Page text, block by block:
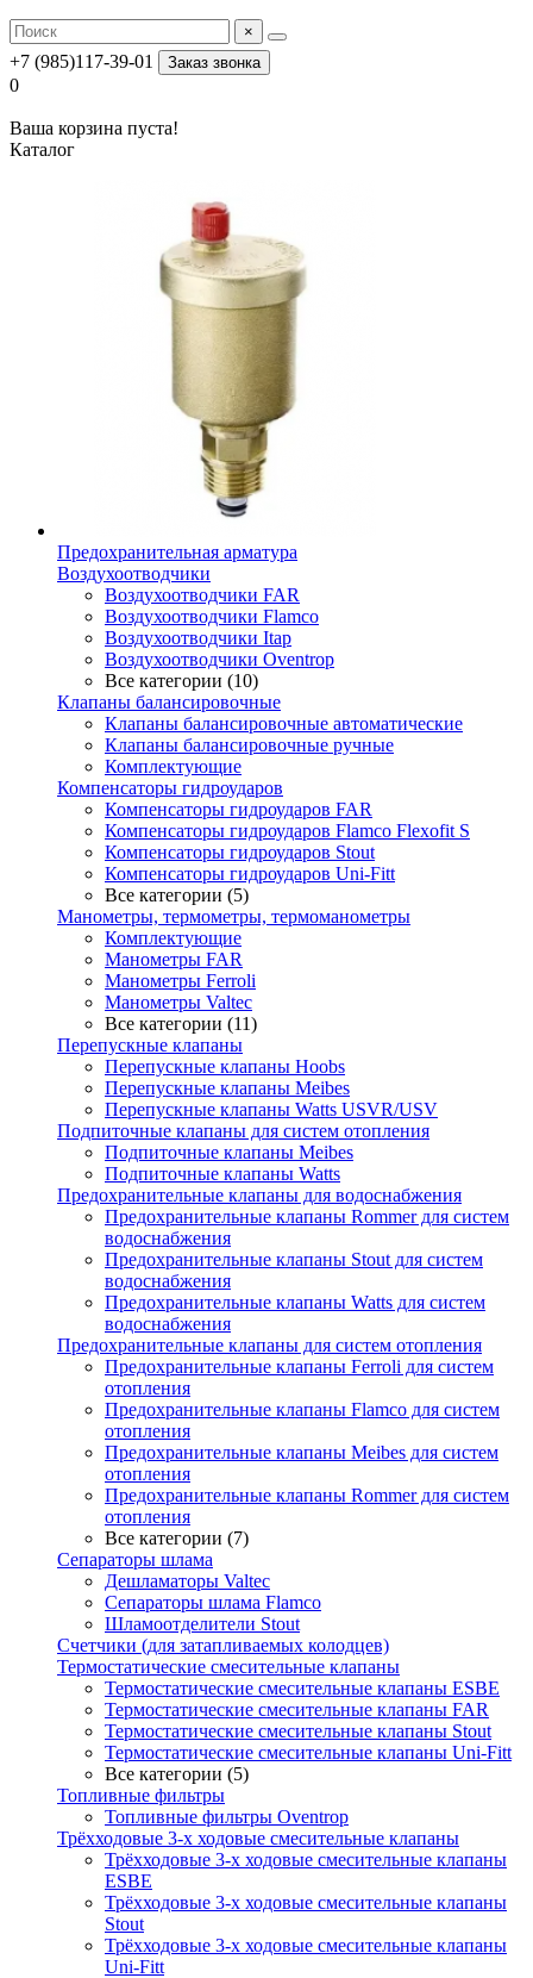
×
+7 (985)117-39-01 Заказ звонка
0
Ваша корзина пуста!
Каталог
Предохранительная арматура
Воздухоотводчики
Воздухоотводчики FAR
Воздухоотводчики Flamco
Воздухоотводчики Itap
Воздухоотводчики Oventrop
Все категории (10)
Клапаны балансировочные
Клапаны балансировочные автоматические
Клапаны балансировочные ручные
Комплектующие
Компенсаторы гидроударов
Компенсаторы гидроударов FAR
Компенсаторы гидроударов Flamco Flexofit S
Компенсаторы гидроударов Stout
Компенсаторы гидроударов Uni-Fitt
Все категории (5)
Манометры, термометры, термоманометры
Комплектующие
Манометры FAR
Манометры Ferroli
Манометры Valtec
Все категории (11)
Перепускные клапаны
Перепускные клапаны Hoobs
Перепускные клапаны Meibes
Перепускные клапаны Watts USVR/USV
Подпиточные клапаны для систем отопления
Подпиточные клапаны Meibes
Подпиточные клапаны Watts
Предохранительные клапаны для водоснабжения
Предохранительные клапаны Rommer для систем
водоснабжения
Предохранительные клапаны Stout для систем
водоснабжения
Предохранительные клапаны Watts для систем
водоснабжения
Предохранительные клапаны для систем отопления
Предохранительные клапаны Ferroli для систем
отопления
Предохранительные клапаны Flamco для систем
отопления
Предохранительные клапаны Meibes для систем
отопления
Предохранительные клапаны Rommer для систем
отопления
Все категории (7)
Сепараторы шлама
Дешламаторы Valtec
Сепараторы шлама Flamco
Шламоотделители Stout
Счетчики (для затапливаемых колодцев)
Термостатические смесительные клапаны
Термостатические смесительные клапаны ESBE
Термостатические смесительные клапаны FAR
Термостатические смесительные клапаны Stout
Термостатические смесительные клапаны Uni-Fitt
Все категории (5)
Топливные фильтры
Топливные фильтры Oventrop
Трёхходовые 3-х ходовые смесительные клапаны
Трёхходовые 3-х ходовые смесительные клапаны
ESBE
Трёхходовые 3-х ходовые смесительные клапаны
Stout
Трёхходовые 3-х ходовые смесительные клапаны
Uni-Fitt